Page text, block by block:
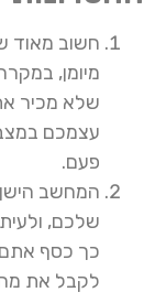
חשוב מאוד
מיומן,
שלא מכיר
עצמכם
פעם.
המחשב
שלכם,
כך כסף אתם
לקבל את